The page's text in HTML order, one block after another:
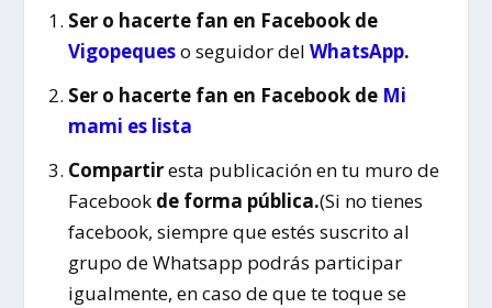
Ser o hacerte fan en Facebook de
Vigopequeso seguidor del WhatsApp.
Ser o hacerte fan en Facebook de Mi
mami es lista
Compartiresta publicación en tu muro de
Facebook de forma pública.(Si no tienes
facebook, siempre que estés suscrito al
grupo de Whatsapp podrás participar
igualmente, en caso de que te toque se